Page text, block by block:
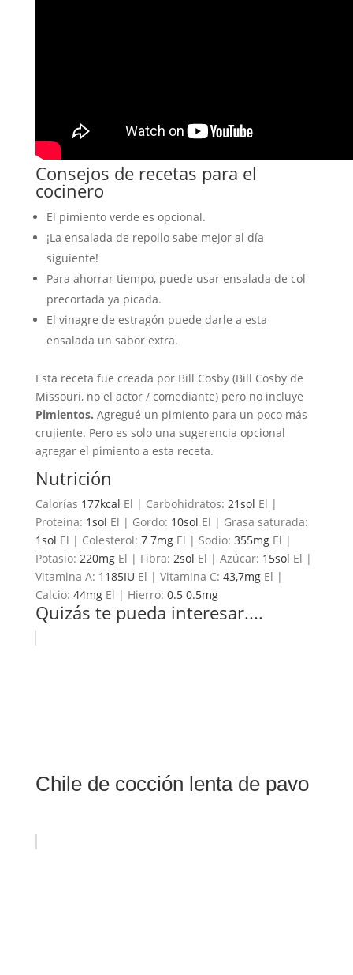
Consejos de recetas para el
cocinero
El pimiento verde es opcional.
¡La ensalada de repollo sabe mejor al día
siguiente!
Para ahorrar tiempo, puede usar ensalada de col
precortada ya picada.
El vinagre de estragón puede darle a esta
ensalada un sabor extra.
Esta receta fue creada por Bill Cosby (Bill Cosby de
Missouri, no el actor / comediante) pero no incluye
Pimientos. Agregué un pimiento para un poco más
crujiente. Pero es solo una sugerencia opcional
agregar el pimiento a esta receta.
Nutrición
Calorías 177kcal El | Carbohidratos: 21sol El |
Proteína: 1sol El | Gordo: 10sol El | Grasa saturada:
1sol El | Colesterol: 7 7mgEl | Sodio: 355mgEl |
Potasio: 220mgEl | Fibra: 2sol El | Azúcar: 15sol El |
Vitamina A: 1185IU El | Vitamina C: 43,7mgEl |
Calcio: 44mgEl | Hierro: 0.5 0.5mg
Quizás te pueda interesar....
Chile de cocción lenta de pavo